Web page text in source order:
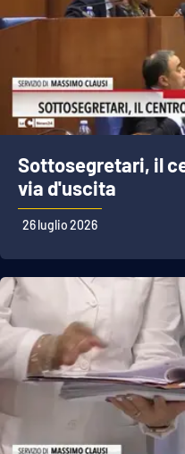
Sottosegretari, il
via d'uscita
26 luglio 2026